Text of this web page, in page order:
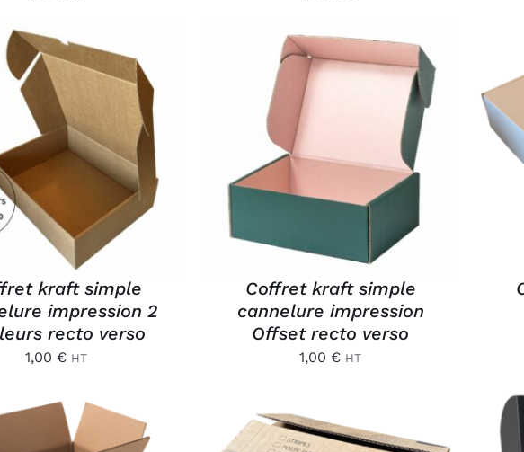
AU PANIER
APERÇU
kraft simple
impression 2
recto verso
1,00 € HT
AJOUTER AU PANIER
/
APERÇU
Coffret kraft simple
cannelure impression
Offset recto verso
1,00 € HT